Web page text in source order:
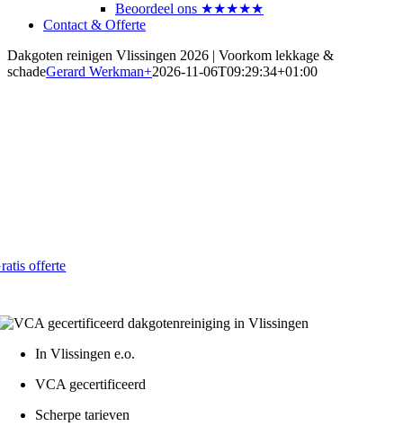
Beoordeel ons ★★★★★
Contact & Offerte
Dakgoten reinigen Vlissingen 2026 | Voorkom lekkage &
schadeGerard Werkman+2026-11-06T09:29:34+01:00
offerte
In Vlissingen e.o.
VCA gecertificeerd
Scherpe tarieven